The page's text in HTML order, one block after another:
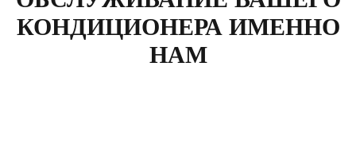
КОНДИЦИОНЕРА ИМЕННО
НАМ